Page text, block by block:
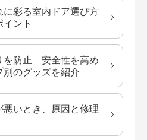
に彩る室内ドア選び方
ント
を防止 安全性を高め
別のグッズを紹介
悪いとき、原因と修理